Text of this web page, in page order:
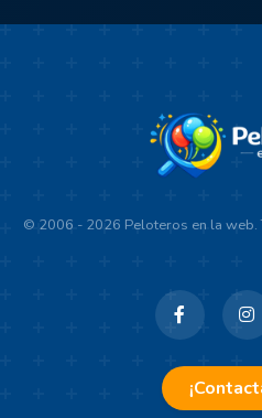
© 2006 - 2026 Peloteros en la